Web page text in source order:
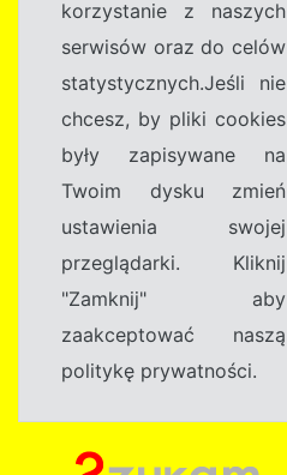
korzystanie z naszych
serwisów oraz do celów
statystycznych.Jeśli nie
chcesz, by pliki cookies
były zapisywane na
Twoim dysku zmień
ustawienia swojej
przeglądarki. Kliknij
"Zamknij" aby
zaakceptować naszą
politykę prywatności.